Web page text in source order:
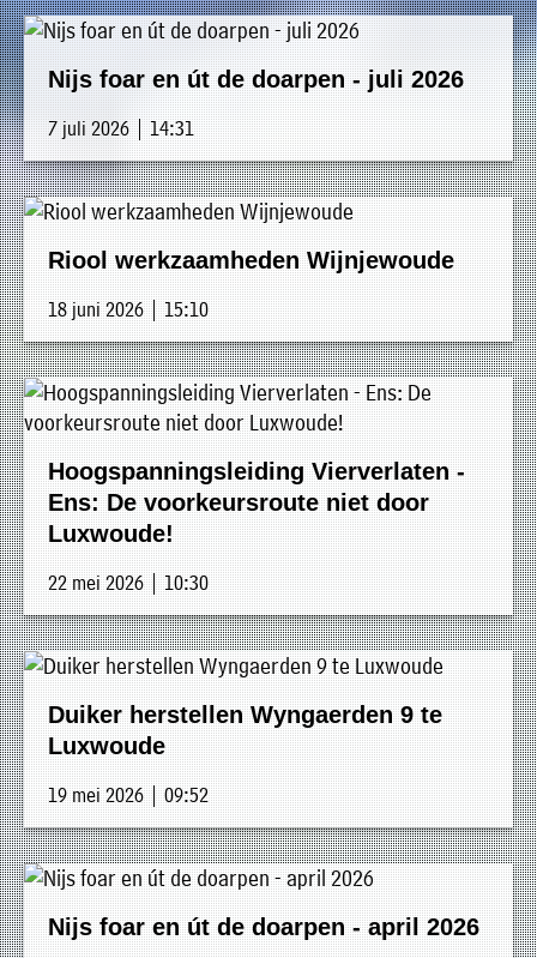
Nijs foar en út de doarpen - juli 2026
7 juli 2026 | 14:31
Riool werkzaamheden Wijnjewoude
18 juni 2026 | 15:10
Hoogspanningsleiding Vierverlaten -
Ens: De voorkeursroute niet door
Luxwoude!
22 mei 2026 | 10:30
Duiker herstellen Wyngaerden 9 te
Luxwoude
19 mei 2026 | 09:52
Nijs foar en út de doarpen - april 2026
Plaatselijk
belang
»
Informatie
lidmaatschap
»
't
Trefpunt
»
Foto's
»
Historische
verhalen
»
Dossiers
»
Contact
»
Nieuwsbrieven
gemeente
Opsterland
Voorzitter
vacant
Secretaris
Michiel
Modderman
Penningmeester
vacant
Algemeen
lid
Anco
Hoen
Algemeen
lid
Ids
de
Haan